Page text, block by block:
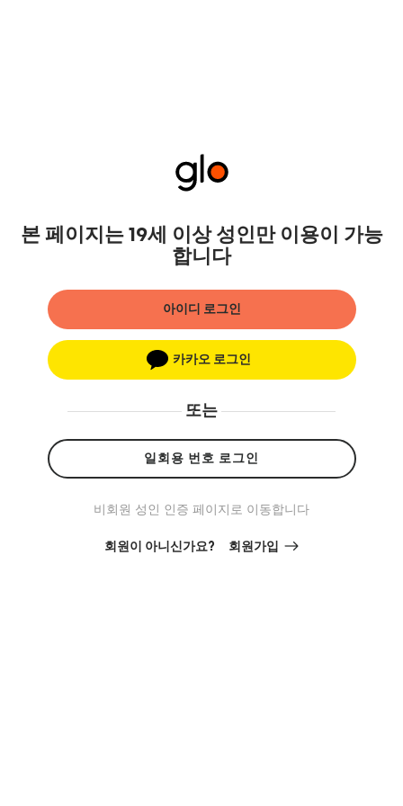
본 페이지는 19세 이상 성인만 이용이 가능
합니다
아이디 로그인
카카오 로그인
또는
일회용 번호 로그인
비회원 성인 인증 페이지로 이동합니다
회원이 아니신가요? 회원가입